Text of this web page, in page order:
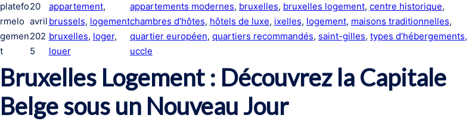
platefo
rmelo
gemen
t
20
avril
202
5
appartement
brussels, logement
bruxelles, loger
louer
appartements modernes, bruxelles, bruxelles logement, centre historique
chambres d’hôtes, hôtels de luxe, ixelles, logement, maisons traditionnelles
quartier européen, quartiers recommandés, saint-gilles, types d’hébergements
uccle
Bruxelles Logement : Découvrez la Capitale
Belge sous un Nouveau Jour